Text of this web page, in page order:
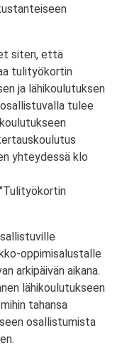
siten, että
tulityökortin
ja lähikoulutuksen
tulee
yhteydessä klo
oppimisalustalle
arkipäivän aikana.
lähikoulutukseen
tahansa
osallistumista